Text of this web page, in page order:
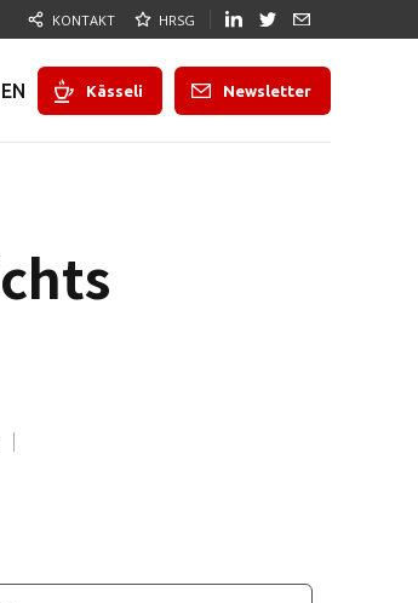
KONTAKT HRSG
EN Kässeli Newsletter